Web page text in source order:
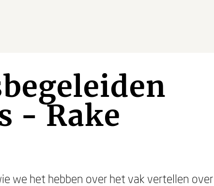
- Rake
we het hebben over het vak vertellen over